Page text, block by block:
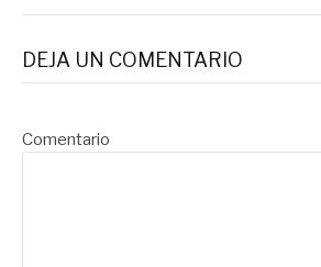
DEJA UN COMENTARIO
Comentario